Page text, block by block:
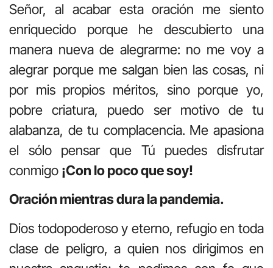
Señor, al acabar esta oración me siento
enriquecido porque he descubierto una
manera nueva de alegrarme: no me voy a
alegrar porque me salgan bien las cosas, ni
por mis propios méritos, sino porque yo,
pobre criatura, puedo ser motivo de tu
alabanza, de tu complacencia. Me apasiona
el sólo pensar que Tú puedes disfrutar
conmigo ¡Con lo poco que soy!
Oración mientras dura la pandemia.
Dios todopoderoso y eterno, refugio en toda
clase de peligro, a quien nos dirigimos en